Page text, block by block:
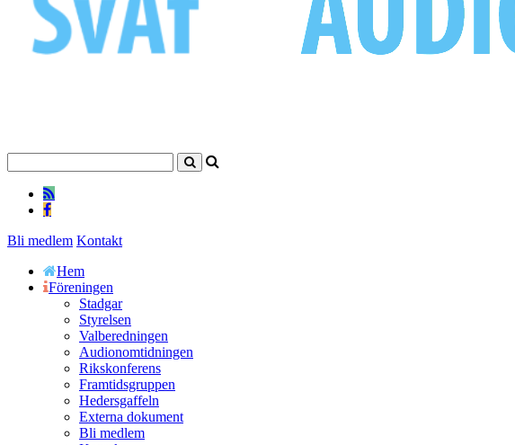
Bli medlem Kontakt
Hem
Föreningen
Stadgar
Styrelsen
Valberedningen
Audionomtidningen
Rikskonferens
Framtidsgruppen
Hedersgaffeln
Externa dokument
Bli medlem